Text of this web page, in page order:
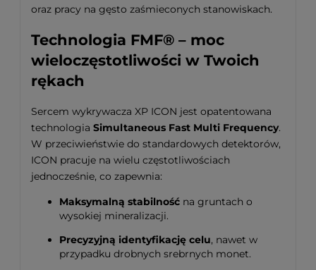
oraz pracy na gęsto zaśmieconych stanowiskach.
Technologia FMF® – moc
wieloczęstotliwości w Twoich
rękach
Sercem wykrywacza XP ICON jest opatentowana
technologia Simultaneous Fast Multi Frequency.
W przeciwieństwie do standardowych detektorów,
ICON pracuje na wielu częstotliwościach
jednocześnie, co zapewnia:
Maksymalną stabilność na gruntach o
wysokiej mineralizacji.
Precyzyjną identyfikację celu, nawet w
przypadku drobnych srebrnych monet.